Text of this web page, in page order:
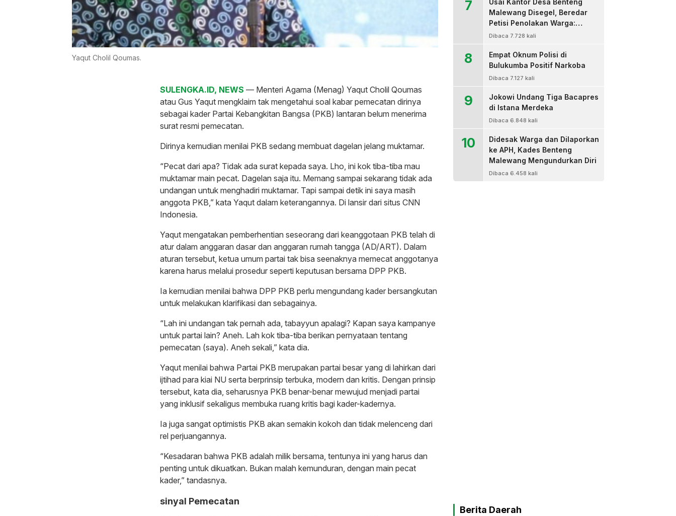
Yaqut Cholil Qoumas.
SULENGKA.ID, NEWS — Menteri Agama (Menag) Yaqut Cholil Qoumas
atau Gus Yaqut mengklaim tak mengetahui soal kabar pemecatan dirinya
sebagai kader Partai Kebangkitan Bangsa (PKB) lantaran belum menerima
surat resmi pemecatan.
Dirinya kemudian menilai PKB sedang membuat dagelan jelang muktamar.
“Pecat dari apa? Tidak ada surat kepada saya. Lho, ini kok tiba-tiba mau
muktamar main pecat. Dagelan saja itu. Memang sampai sekarang tidak ada
undangan untuk menghadiri muktamar. Tapi sampai detik ini saya masih
anggota PKB,” kata Yaqut dalam keterangannya. Di lansir dari situs CNN
Indonesia.
Yaqut mengatakan pemberhentian seseorang dari keanggotaan PKB telah di
atur dalam anggaran dasar dan anggaran rumah tangga (AD/ART). Dalam
aturan tersebut, ketua umum partai tak bisa seenaknya memecat anggotanya
karena harus melalui prosedur seperti keputusan bersama DPP PKB.
Ia kemudian menilai bahwa DPP PKB perlu mengundang kader bersangkutan
untuk melakukan klarifikasi dan sebagainya.
“Lah ini undangan tak pernah ada, tabayyun apalagi? Kapan saya kampanye
untuk partai lain? Aneh. Lah kok tiba-tiba berikan pernyataan tentang
pemecatan (saya). Aneh sekali,” kata dia.
Yaqut menilai bahwa Partai PKB merupakan partai besar yang di lahirkan dari
ijtihad para kiai NU serta berprinsip terbuka, modern dan kritis. Dengan prinsip
tersebut, kata dia, seharusnya PKB benar-benar mewujud menjadi partai
yang inklusif sekaligus membuka ruang kritis bagi kader-kadernya.
Ia juga sangat optimistis PKB akan semakin kokoh dan tidak melenceng dari
rel perjuangannya.
“Kesadaran bahwa PKB adalah milik bersama, tentunya ini yang harus dan
penting untuk dikuatkan. Bukan malah kemunduran, dengan main pecat
kader,” tandasnya.
sinyal Pemecatan
7
Usai Kantor Desa Benteng
Malewang Disegel, Beredar
Petisi Penolakan Warga:
Sekretaris Hingga BPD Turut
Dibaca 7.728 kali
8
Empat Oknum Polisi di
Bulukumba Positif Narkoba
Dibaca 7.127 kali
9
Jokowi Undang Tiga Bacapres
di Istana Merdeka
Dibaca 6.848 kali
10
Didesak Warga dan Dilaporkan
ke APH, Kades Benteng
Malewang Mengundurkan Diri
Dibaca 6.458 kali
Berita Daerah